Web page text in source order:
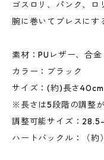
ゴスロリ、パンク、
腕に巻いてブレスに
素材：PUレザー、合金
カラー：ブラック
サイズ：(約)長さ40cm
※長さは5段階の調整が
調整可能サイズ：
ハートバックル：（約